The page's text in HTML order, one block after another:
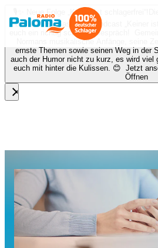
🎙️✨ Neue Folge „Keiner ist schlagerfrei“!
bei Nora zu Gast beim Podcast „Keiner
euch ein richtig schönes Gespräch!
Normans musikalische Anfänge, seine
ernste Themen sowie seinen Weg in der
auch der Humor nicht zu kurz, es wird viel
euch mit hinter die Kulissen. 😊 Jetzt
Öffnen
close